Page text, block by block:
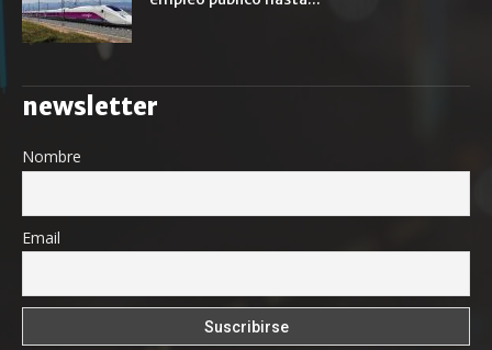
newsletter
Nombre
Email